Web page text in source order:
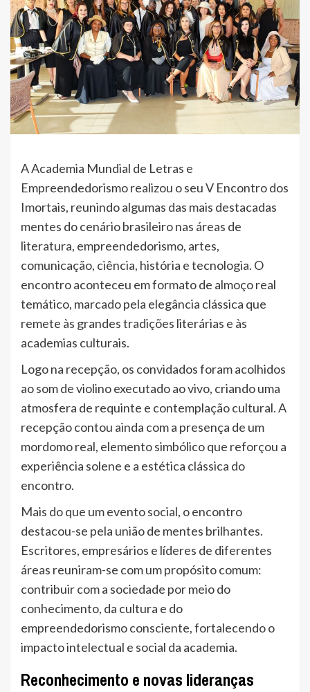
A Academia Mundial de Letras e
Empreendedorismo realizou o seu V Encontro dos
Imortais, reunindo algumas das mais destacadas
mentes do cenário brasileiro nas áreas de
literatura, empreendedorismo, artes,
comunicação, ciência, história e tecnologia. O
encontro aconteceu em formato de almoço real
temático, marcado pela elegância clássica que
remete às grandes tradições literárias e às
academias culturais.
Logo na recepção, os convidados foram acolhidos
ao som de violino executado ao vivo, criando uma
atmosfera de requinte e contemplação cultural. A
recepção contou ainda com a presença de um
mordomo real, elemento simbólico que reforçou a
experiência solene e a estética clássica do
encontro.
Mais do que um evento social, o encontro
destacou-se pela união de mentes brilhantes.
Escritores, empresários e líderes de diferentes
áreas reuniram-se com um propósito comum:
contribuir com a sociedade por meio do
conhecimento, da cultura e do
empreendedorismo consciente, fortalecendo o
impacto intelectual e social da academia.
Reconhecimento e novas lideranças